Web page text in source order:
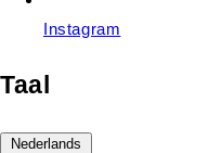
Instagram
Taal
Nederlands